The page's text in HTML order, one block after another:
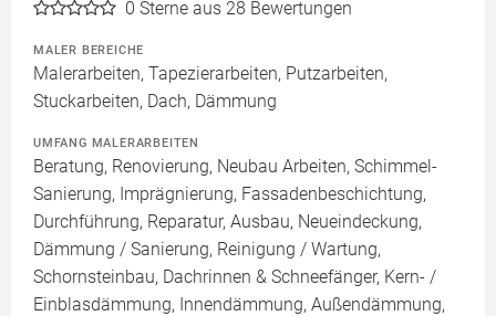
0 Sterne aus 28 Bewertungen
MALER BEREICHE
Malerarbeiten, Tapezierarbeiten, Putzarbeiten,
Stuckarbeiten, Dach, Dämmung
UMFANG MALERARBEITEN
Beratung, Renovierung, Neubau Arbeiten, Schimmel-
Sanierung, Imprägnierung, Fassadenbeschichtung,
Durchführung, Reparatur, Ausbau, Neueindeckung,
Dämmung / Sanierung, Reinigung / Wartung,
Schornsteinbau, Dachrinnen & Schneefänger, Kern- /
Einblasdämmung, Innendämmung, Außendämmung,